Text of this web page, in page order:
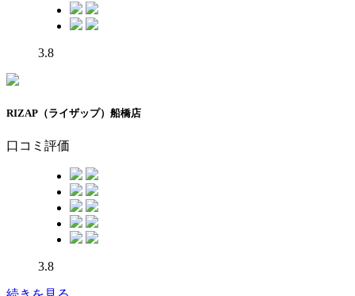
3.8
RIZAP（ライザップ）船橋店
口コミ評価
3.8